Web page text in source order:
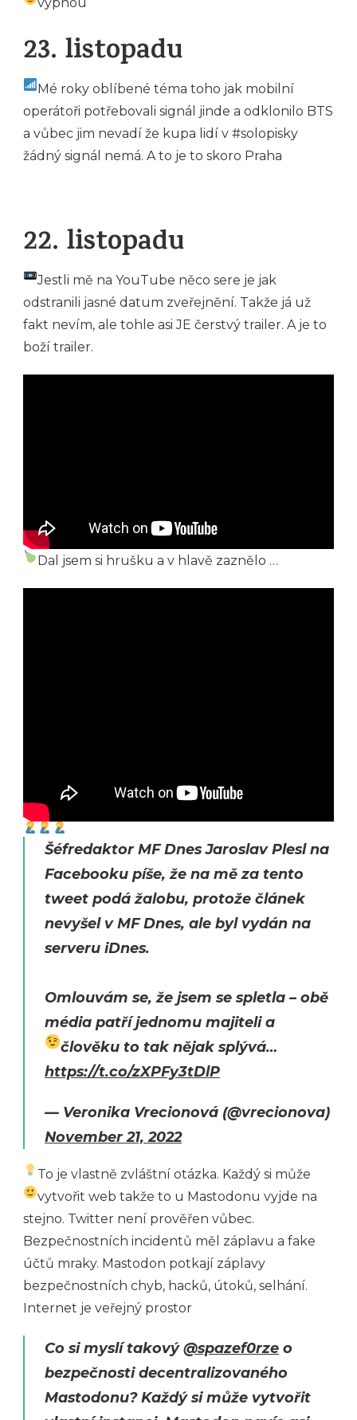
23. listopadu
Mé roky oblíbené téma toho jak mobilní
operátoři potřebovali signál jinde a odklonilo BTS
a vůbec jim nevadí že kupa lidí v #solopisky
žádný signál nemá. A to je to skoro Praha
22. listopadu
Jestli mě na YouTube něco sere je jak
odstranili jasné datum zveřejnění. Takže já už
fakt nevím, ale tohle asi JE čerstvý trailer. A je to
boží trailer.
Dal jsem si hrušku a v hlavě zaznělo …
Šéfredaktor MF Dnes Jaroslav Plesl na
Facebooku píše, že na mě za tento
tweet podá žalobu, protože článek
nevyšel v MF Dnes, ale byl vydán na
serveru iDnes.
Omlouvám se, že jsem se spletla –⁠ obě
média patří jednomu majiteli a
člověku to tak nějak splývá…
https://t.co/zXPFy3tDlP
— Veronika Vrecionová (@vrecionova)
November 21, 2022
To je vlastně zvláštní otázka. Každý si může
vytvořit webtakže to u Mastodonu vyjde na
stejno. Twitter není prověřen vůbec.
Bezpečnostních incidentů měl záplavu a fake
účtů mraky. Mastodon potkají záplavy
bezpečnostních chyb, hacků, útoků, selhání.
Internet je veřejný prostor
Co si myslí takový@spazef0rze o
bezpečnosti decentralizovaného
Mastodonu? Každý si může vytvořit